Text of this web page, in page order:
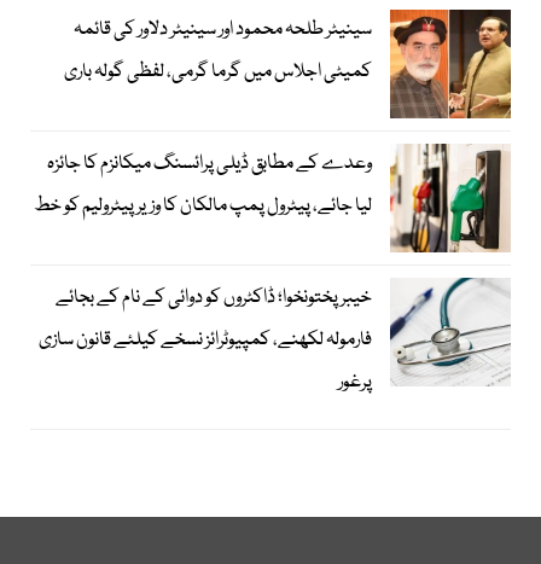
سینیٹر طلحہ محمود اور سینیٹر دلاور کی قائمہ
کمیٹی اجلاس میں گرما گرمی، لفظی گولہ باری
وعدے کے مطابق ڈیلی پرائسنگ میکانزم کا جائزہ
لیا جائے، پیٹرول پمپ مالکان کا وزیرپیٹرولیم کو خط
خیبرپختونخوا؛ ڈاکٹروں کو دوائی کے نام کے بجائے
فارمولہ لکھنے، کمپیوٹرائز نسخے کیلئے قانون سازی
پرغور